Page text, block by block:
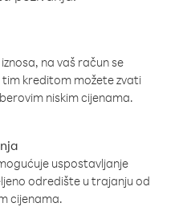
na vaš račun se
kreditom možete zvati
niskim cijenama.
uspostavljanje
odredište u trajanju od
cijenama.